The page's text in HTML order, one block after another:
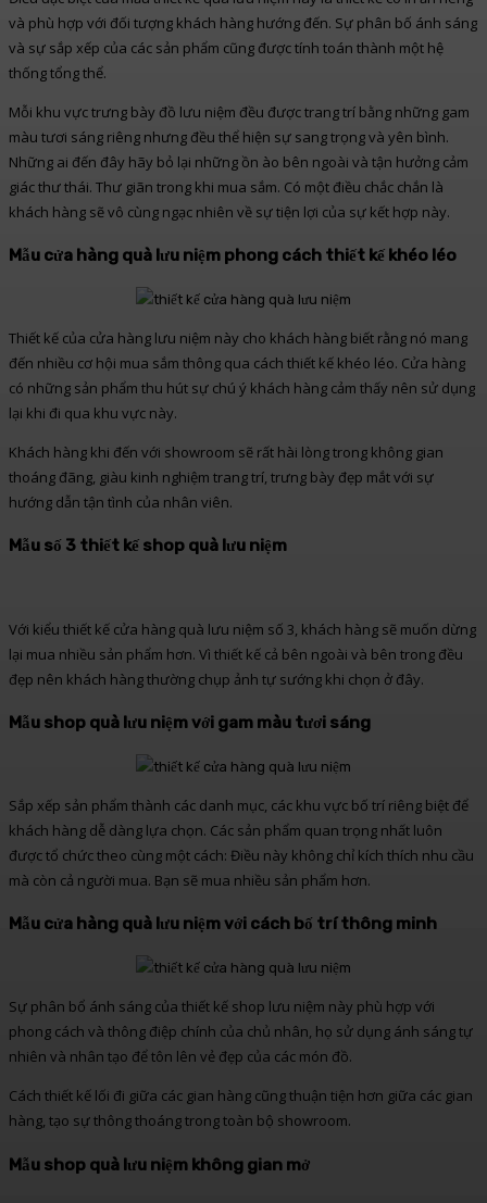
và phù hợp với đối tượng khách hàng hướng đến. Sự phân bố ánh sáng
và sự sắp xếp của các sản phẩm cũng được tính toán thành một hệ
thống tổng thể.
Mỗi khu vực trưng bày đồ lưu niệm đều được trang trí bằng những gam
màu tươi sáng riêng nhưng đều thể hiện sự sang trọng và yên bình.
Những ai đến đây hãy bỏ lại những ồn ào bên ngoài và tận hưởng cảm
giác thư thái. Thư giãn trong khi mua sắm. Có một điều chắc chắn là
khách hàng sẽ vô cùng ngạc nhiên về sự tiện lợi của sự kết hợp này.
Mẫu cửa hàng quà lưu niệm phong cách thiết kế khéo léo
Thiết kế của cửa hàng lưu niệm này cho khách hàng biết rằng nó mang
đến nhiều cơ hội mua sắm thông qua cách thiết kế khéo léo. Cửa hàng
có những sản phẩm thu hút sự chú ý khách hàng cảm thấy nên sử dụng
lại khi đi qua khu vực này.
Khách hàng khi đến với showroom sẽ rất hài lòng trong không gian
thoáng đãng, giàu kinh nghiệm trang trí, trưng bày đẹp mắt với sự
hướng dẫn tận tình của nhân viên.
Mẫu số 3 thiết kế shop quà lưu niệm
Với kiểu thiết kế cửa hàng quà lưu niệm số 3, khách hàng sẽ muốn dừng
lại mua nhiều sản phẩm hơn. Vì thiết kế cả bên ngoài và bên trong đều
đẹp nên khách hàng thường chụp ảnh tự sướng khi chọn ở đây.
Mẫu shop quà lưu niệm với gam màu tươi sáng
Sắp xếp sản phẩm thành các danh mục, các khu vực bố trí riêng biệt để
khách hàng dễ dàng lựa chọn. Các sản phẩm quan trọng nhất luôn
được tổ chức theo cùng một cách: Điều này không chỉ kích thích nhu cầu
mà còn cả người mua. Bạn sẽ mua nhiều sản phẩm hơn.
Mẫu cửa hàng quà lưu niệm với cách bố trí thông minh
Sự phân bổ ánh sáng của thiết kế shop lưu niệm này phù hợp với
phong cách và thông điệp chính của chủ nhân, họ sử dụng ánh sáng tự
nhiên và nhân tạo để tôn lên vẻ đẹp của các món đồ.
Cách thiết kế lối đi giữa các gian hàng cũng thuận tiện hơn giữa các gian
hàng, tạo sự thông thoáng trong toàn bộ showroom.
Mẫu shop quà lưu niệm không gian mở